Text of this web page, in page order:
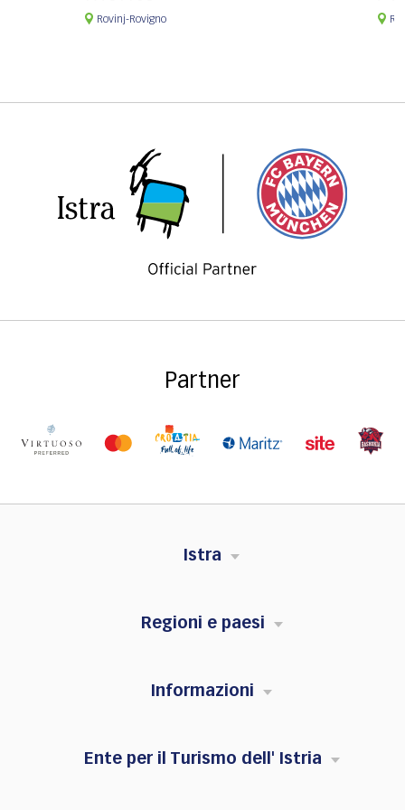
Rovinj-Rovigno
Partner
Istra
Regioni e paesi
Informazioni
Ente per il Turismo dell' Istria